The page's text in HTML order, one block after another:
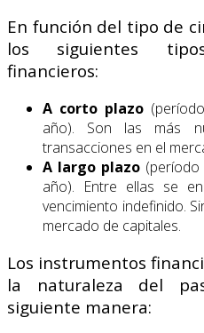
En función del tipo de
los siguientes
financieros:
A corto plazo
año). Son las más
transacciones en el
A largo plazo
año). Entre ellas se
vencimiento indefinido.
mercado de capitales.
Los instrumentos
la naturaleza del
siguiente manera: